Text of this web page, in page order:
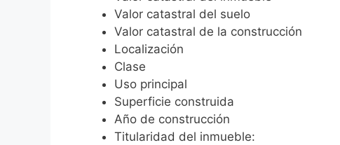
Valor catastral del suelo
Valor catastral de la construcción
Localización
Clase
Uso principal
Superficie construida
Año de construcción
Titularidad del inmueble: